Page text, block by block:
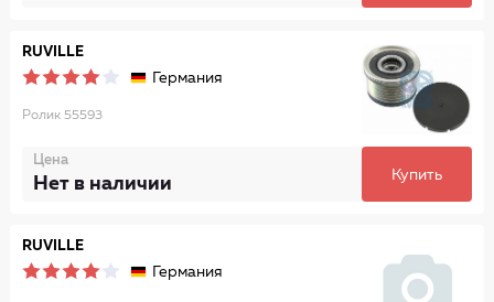
RUVILLE
Германия
Ролик 55593
Цена
Нет в наличии Купить
RUVILLE
Германия